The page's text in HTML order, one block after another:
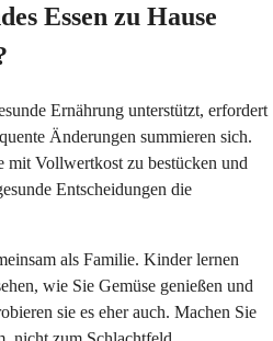
Essen zu Hause
Ernährung unterstützt, erfordert
Änderungen summieren sich.
Vollwertkost zu bestücken und
Entscheidungen die
als Familie. Kinder lernen
wie Sie Gemüse genießen und
sie es eher auch. Machen Sie